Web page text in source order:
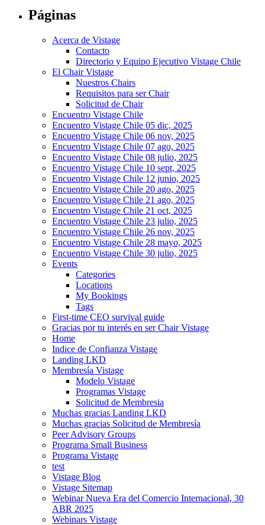
Páginas
Acerca de Vistage
Contacto
Directorio y Equipo Ejecutivo Vistage Chile
El Chair Vistage
Nuestros Chairs
Requisitos para ser Chair
Solicitud de Chair
Encuentro Vistage Chile
Encuentro Vistage Chile 05 dic, 2025
Encuentro Vistage Chile 06 nov, 2025
Encuentro Vistage Chile 07 ago, 2025
Encuentro Vistage Chile 08 julio, 2025
Encuentro Vistage Chile 10 sept, 2025
Encuentro Vistage Chile 12 junio, 2025
Encuentro Vistage Chile 20 ago, 2025
Encuentro Vistage Chile 21 ago, 2025
Encuentro Vistage Chile 21 oct, 2025
Encuentro Vistage Chile 23 julio, 2025
Encuentro Vistage Chile 26 nov, 2025
Encuentro Vistage Chile 28 mayo, 2025
Encuentro Vistage Chile 30 julio, 2025
Events
Categories
Locations
My Bookings
Tags
First-time CEO survival guide
Gracias por tu interés en ser Chair Vistage
Home
Indice de Confianza Vistage
Landing LKD
Membresía Vistage
Modelo Vistage
Programas Vistage
Solicitud de Membresia
Muchas gracias Landing LKD
Muchas gracias Solicitud de Membresía
Peer Advisory Groups
Programa Small Business
Programa Vistage
test
Vistage Blog
Vistage Sitemap
Webinar Nueva Era del Comercio Internacional, 30
ABR 2025
Webinars Vistage